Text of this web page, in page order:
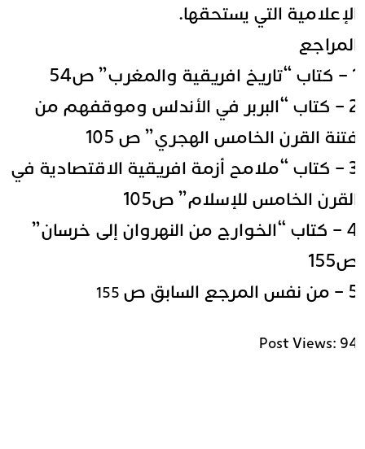
التي يستحقها.
2 – كتاب “البربر في الأندلس وموقفهم من
القرن الخامس الهجري” ص 105
3 – كتاب “ملامح أزمة افريقية الاقتصادية في
الخامس للإسلام” ص105
4 – كتاب “الخوارج من النهروان إلى خرسان”
155
Post Views: